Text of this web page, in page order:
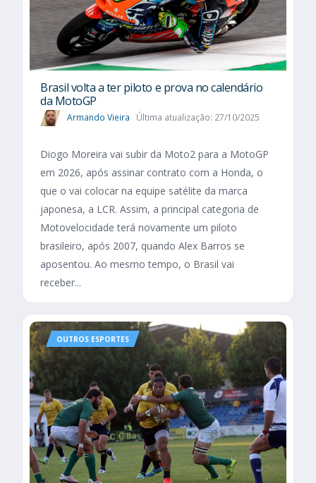
Brasil volta a ter piloto e prova no calendário
da MotoGP
Armando Vieira Última atualização: 27/10/2025
Diogo Moreira vai subir da Moto2 para a MotoGP
em 2026, após assinar contrato com a Honda, o
que o vai colocar na equipe satélite da marca
japonesa, a LCR. Assim, a principal categoria de
Motovelocidade terá novamente um piloto
brasileiro, após 2007, quando Alex Barros se
aposentou. Ao mesmo tempo, o Brasil vai
receber...
OUTROS ESPORTES